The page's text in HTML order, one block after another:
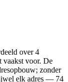
over 4
vaakst voor. De
zonder
elk adres — 74